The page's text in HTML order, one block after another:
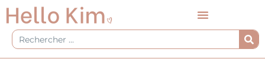
Aller
au
contenu
Rechercher